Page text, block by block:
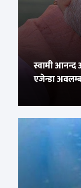
स्वामी आनन्द
एजेन्डा